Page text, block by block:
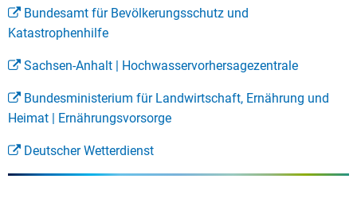
Bundesamt für Bevölkerungsschutz und
Katastrophenhilfe
Sachsen-Anhalt | Hochwasservorhersagezentrale
Bundesministerium für Landwirtschaft, Ernährung und
Heimat | Ernährungsvorsorge
Deutscher Wetterdienst